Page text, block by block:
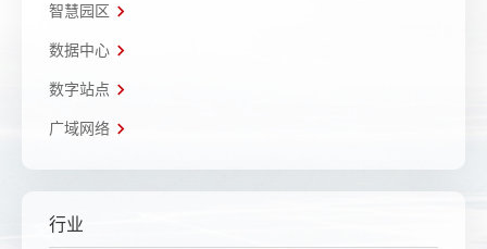
智慧园区
数据中心
数字站点
广域网络
行业